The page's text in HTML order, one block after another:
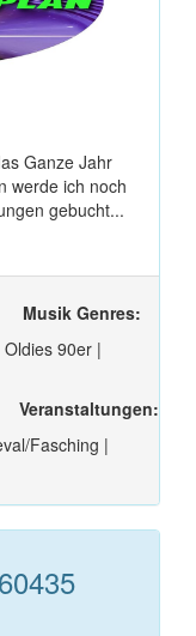
Ganze Jahr
werde ich noch
gebucht...
Musik Genres:
90er |
Veranstaltungen:
Fasching |